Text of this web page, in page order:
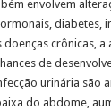
envolvem
diabetes,
crônicas, a
de
urinária são
do abdome,